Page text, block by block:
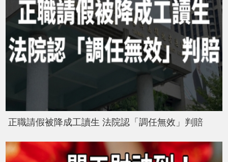
正職請假被降成工讀生 法院認「調任無效」判賠